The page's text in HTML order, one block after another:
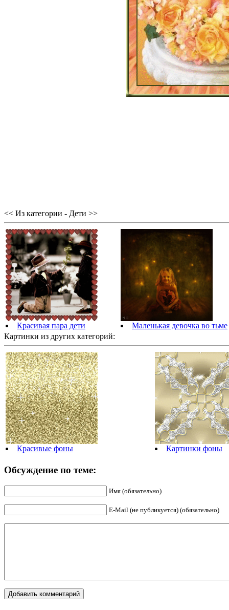
<< Из категории - Дети >>
Красивая пара дети
Маленькая девочка во тьме
Картинки из других категорий:
Красивые фоны Картинки фоны
Обсуждение по теме:
Имя (обязательно)
E-Mail (не публикуется) (обязательно)